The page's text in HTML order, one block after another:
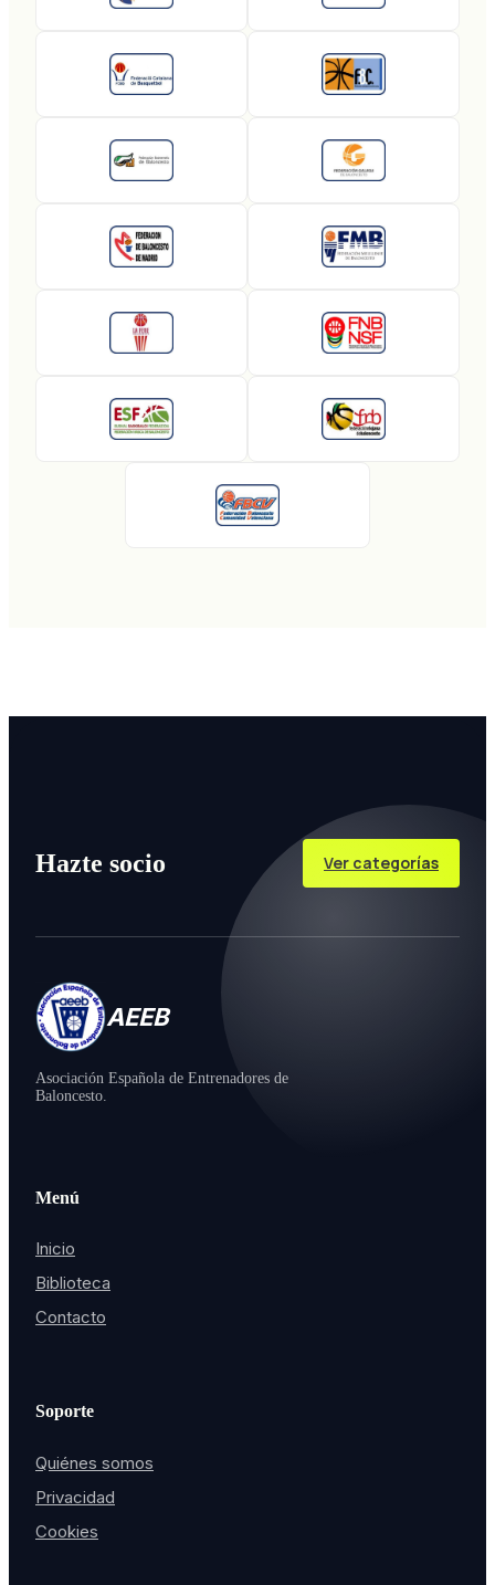
Hazte socio Ver categorías
AEEB
Asociación Española de Entrenadores de
Baloncesto.
Menú
Inicio
Biblioteca
Contacto
Soporte
Quiénes somos
Privacidad
Cookies